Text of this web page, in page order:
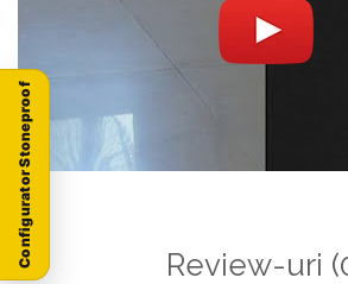
Review-uri
Configurator Stoneproof